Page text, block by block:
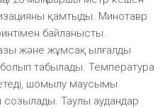
қамтыды. Минотавр
байланысты.
және жұмсақ ылғалды
болып табылады. Температура
шомылу маусымы
созылады. Таулы аудандар